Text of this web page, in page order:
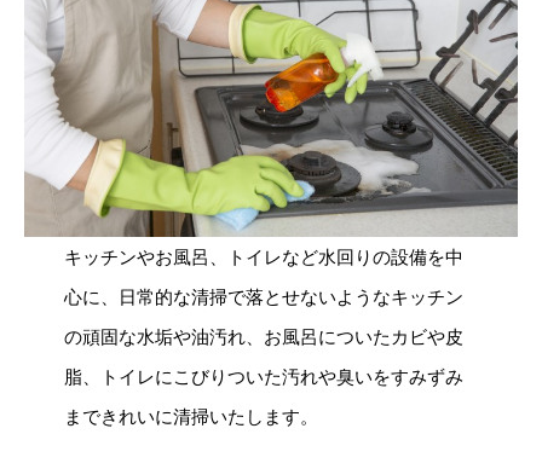
キッチンやお風呂、トイレなど水回りの設備を中
心に、日常的な清掃で落とせないようなキッチン
の頑固な水垢や油汚れ、お風呂についたカビや皮
脂、トイレにこびりついた汚れや臭いをすみずみ
まできれいに清掃いたします。